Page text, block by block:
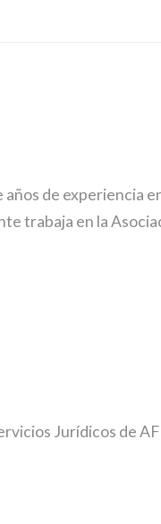
de
trabaja en la
Jurídicos de